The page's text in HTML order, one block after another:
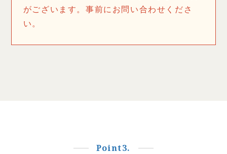
がございます。事前にお問い合わせくださ
い。
Point3.